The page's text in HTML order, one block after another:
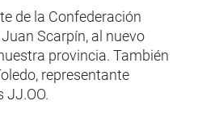
de la Confederación
Scarpín, al nuevo
provincia. También
representante
JJ.OO.